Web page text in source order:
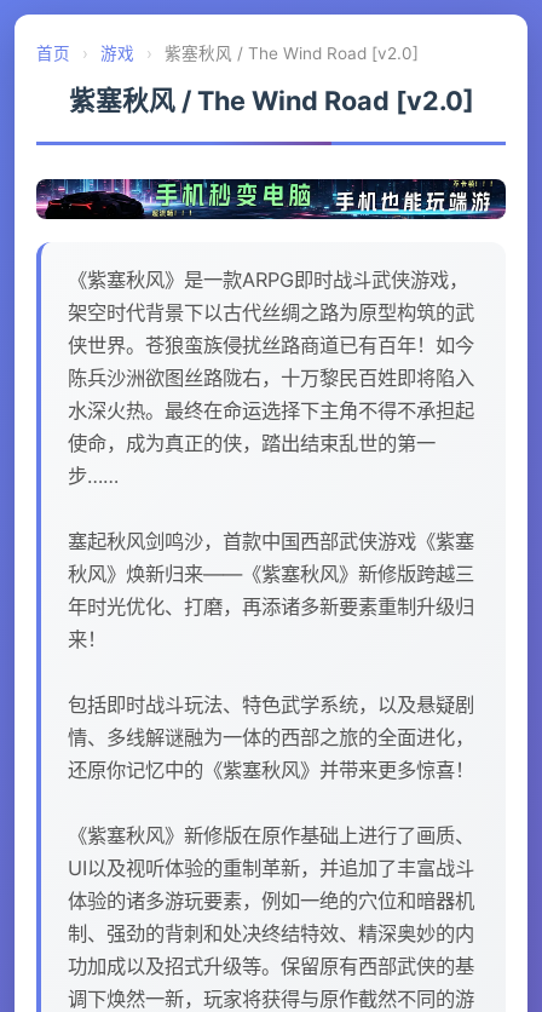
首页 › 游戏 › 紫塞秋风 / The Wind Road [v2.0]
紫塞秋风 / The Wind Road [v2.0]
《紫塞秋风》是一款ARPG即时战斗武侠游戏，
架空时代背景下以古代丝绸之路为原型构筑的武
侠世界。苍狼蛮族侵扰丝路商道已有百年！如今
陈兵沙洲欲图丝路陇右，十万黎民百姓即将陷入
水深火热。最终在命运选择下主角不得不承担起
使命，成为真正的侠，踏出结束乱世的第一
步……
塞起秋风剑鸣沙，首款中国西部武侠游戏《紫塞
秋风》焕新归来——《紫塞秋风》新修版跨越三
年时光优化、打磨，再添诸多新要素重制升级归
来！
包括即时战斗玩法、特色武学系统，以及悬疑剧
情、多线解谜融为一体的西部之旅的全面进化，
还原你记忆中的《紫塞秋风》并带来更多惊喜！
《紫塞秋风》新修版在原作基础上进行了画质、
UI以及视听体验的重制革新，并追加了丰富战斗
体验的诸多游玩要素，例如一绝的穴位和暗器机
制、强劲的背刺和处决终结特效、精深奥妙的内
功加成以及招式升级等。保留原有西部武侠的基
调下焕然一新，玩家将获得与原作截然不同的游